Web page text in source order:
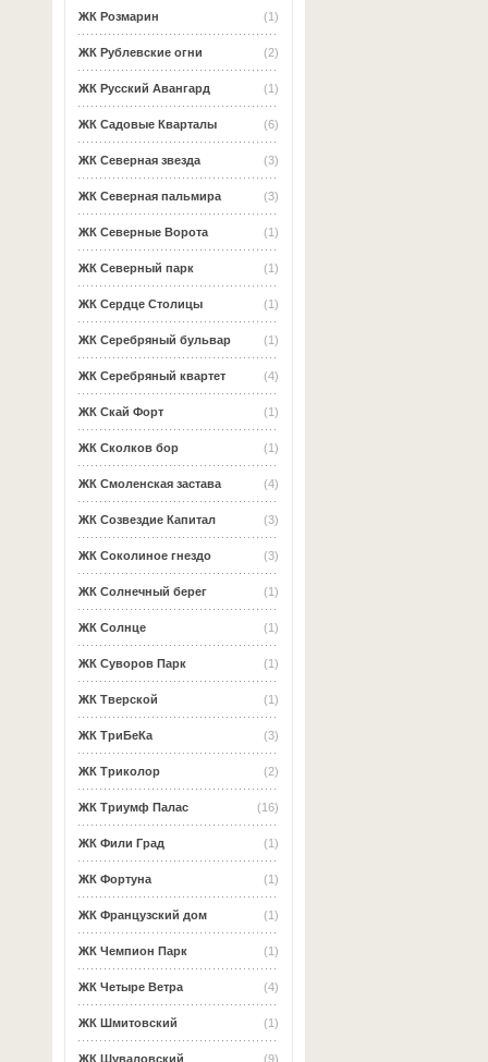
(1)
ЖК Розмарин
(2)
ЖК Рублевские огни
(1)
ЖК Русский Авангард
(6)
ЖК Садовые Кварталы
(3)
ЖК Северная звезда
(3)
ЖК Северная пальмира
(1)
ЖК Северные Ворота
(1)
ЖК Северный парк
(1)
ЖК Сердце Столицы
(1)
ЖК Серебряный бульвар
(4)
ЖК Серебряный квартет
(1)
ЖК Скай Форт
(1)
ЖК Сколков бор
(4)
ЖК Смоленская застава
(3)
ЖК Созвездие Капитал
(3)
ЖК Соколиное гнездо
(1)
ЖК Солнечный берег
(1)
ЖК Солнце
(1)
ЖК Суворов Парк
(1)
ЖК Тверской
(3)
ЖК ТриБеКа
(2)
ЖК Триколор
(16)
ЖК Триумф Палас
(1)
ЖК Фили Град
(1)
ЖК Фортуна
(1)
ЖК Французский дом
(1)
ЖК Чемпион Парк
(4)
ЖК Четыре Ветра
(1)
ЖК Шмитовский
(9)
ЖК Шуваловский